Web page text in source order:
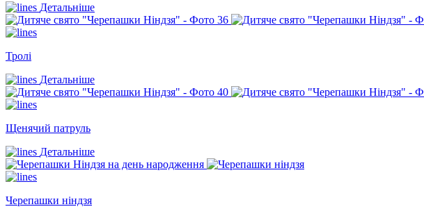
Детальніше
Тролі
Детальніше
Щенячий патруль
Детальніше
Черепашки ніндзя